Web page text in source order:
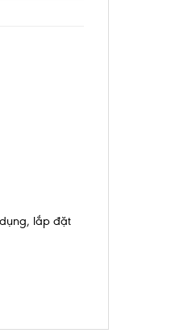
lắp đặt